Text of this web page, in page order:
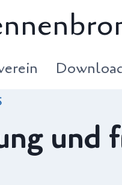
und